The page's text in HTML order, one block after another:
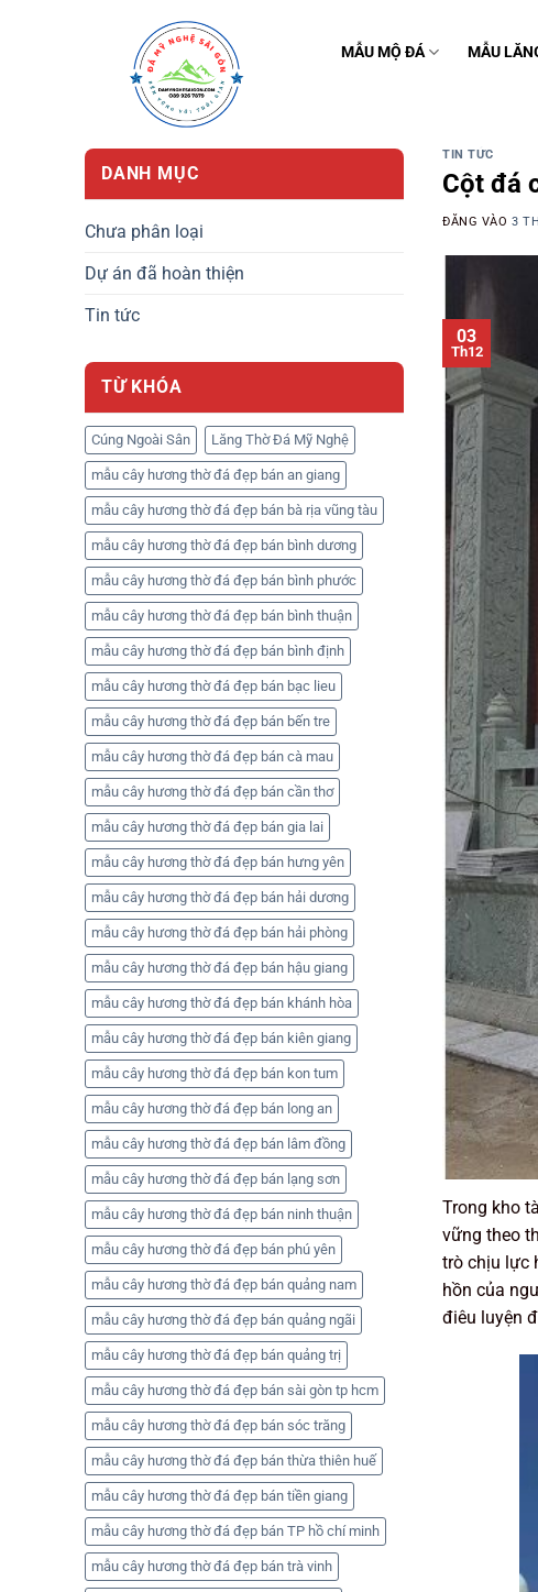
MẪU MỘ ĐÁ MẪU
DANH MỤC
Chưa phân loại
Dự án đã hoàn thiện
Tin tức
TỪ KHÓA
Cúng Ngoài Sân Lăng Thờ Đá Mỹ Nghệ
mẫu cây hương thờ đá đẹp bán an giang
mẫu cây hương thờ đá đẹp bán bà rịa vũng tàu
mẫu cây hương thờ đá đẹp bán bình dương
mẫu cây hương thờ đá đẹp bán bình phước
mẫu cây hương thờ đá đẹp bán bình thuận
mẫu cây hương thờ đá đẹp bán bình định
mẫu cây hương thờ đá đẹp bán bạc lieu
mẫu cây hương thờ đá đẹp bán bến tre
mẫu cây hương thờ đá đẹp bán cà mau
mẫu cây hương thờ đá đẹp bán cần thơ
mẫu cây hương thờ đá đẹp bán gia lai
mẫu cây hương thờ đá đẹp bán hưng yên
mẫu cây hương thờ đá đẹp bán hải dương
mẫu cây hương thờ đá đẹp bán hải phòng
mẫu cây hương thờ đá đẹp bán hậu giang
mẫu cây hương thờ đá đẹp bán khánh hòa
mẫu cây hương thờ đá đẹp bán kiên giang
mẫu cây hương thờ đá đẹp bán kon tum
mẫu cây hương thờ đá đẹp bán long an
mẫu cây hương thờ đá đẹp bán lâm đồng
mẫu cây hương thờ đá đẹp bán lạng sơn
mẫu cây hương thờ đá đẹp bán ninh thuận
mẫu cây hương thờ đá đẹp bán phú yên
mẫu cây hương thờ đá đẹp bán quảng nam
mẫu cây hương thờ đá đẹp bán quảng ngãi
mẫu cây hương thờ đá đẹp bán quảng trị
mẫu cây hương thờ đá đẹp bán sài gòn tp hcm
mẫu cây hương thờ đá đẹp bán sóc trăng
mẫu cây hương thờ đá đẹp bán thừa thiên huế
mẫu cây hương thờ đá đẹp bán tiền giang
mẫu cây hương thờ đá đẹp bán TP hồ chí minh
mẫu cây hương thờ đá đẹp bán trà vinh
TIN TỨC
Cột đá
ĐĂNG VÀO3
03
Th12
Trong kho
vững theo
trò chịu lực
hồn của
điêu luyện